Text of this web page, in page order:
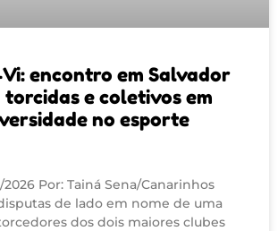
encontro em Salvador
e coletivos em
no esporte
Por: Tainá Sena/Canarinhos
de lado em nome de uma
dos dois maiores clubes